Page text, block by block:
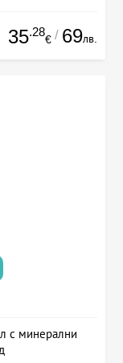
35.28
€ / 69лв.
с минерални